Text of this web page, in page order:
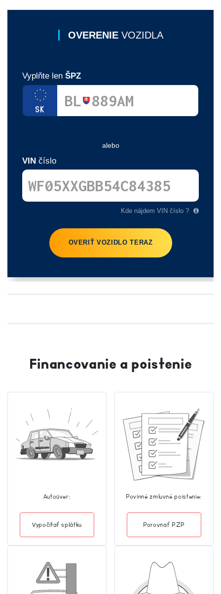
Financovanie a poistenie
Autoúver:
Vypočítať splátku
Povinné zmluvné poistenie:
Porovnať PZP